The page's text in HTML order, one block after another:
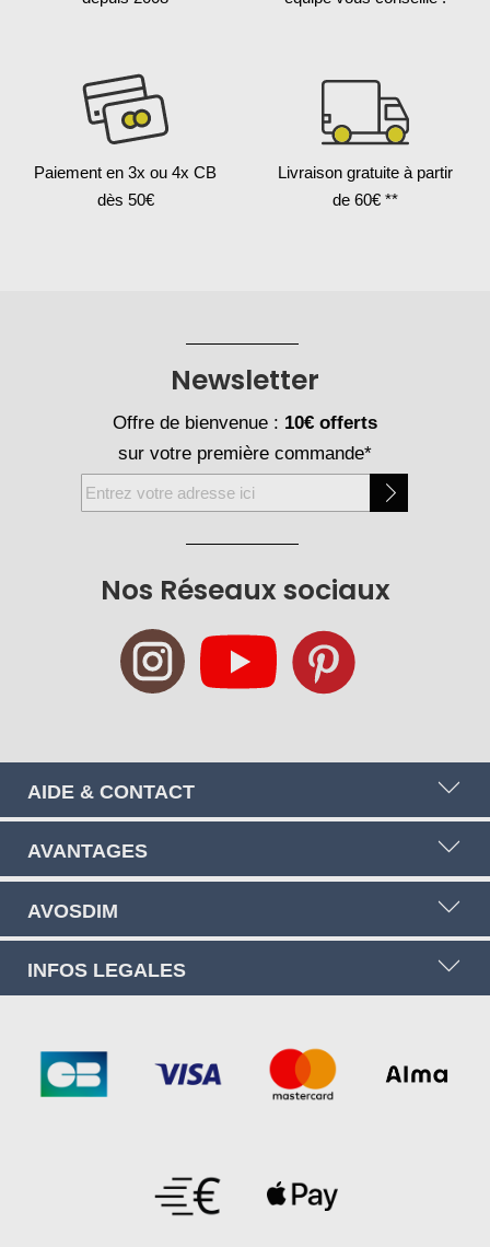
Paiement en 3x ou 4x CB
dès 50€
Livraison gratuite à partir
de 60€ **
Nos Réseaux sociaux
Newsletter
Offre de bienvenue : 10€ offerts
sur votre première commande*
Inscription
à
AIDE & CONTACT
AVANTAGES
AVOSDIM
INFOS LEGALES